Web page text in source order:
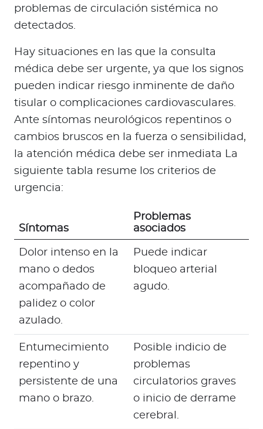
problemas de circulación sistémica no
detectados.
Hay situaciones en las que la consulta
médica debe ser urgente, ya que los signos
pueden indicar riesgo inminente de daño
tisular o complicaciones cardiovasculares.
Ante síntomas neurológicos repentinos o
cambios bruscos en la fuerza o sensibilidad,
la atención médica debe ser inmediata La
siguiente tabla resume los criterios de
urgencia:
Síntomas
Problemas
asociados
Dolor intenso en la
mano o dedos
acompañado de
palidez o color
azulado.
Puede indicar
bloqueo arterial
agudo.
Entumecimiento
repentino y
persistente de una
mano o brazo.
Posible indicio de
problemas
circulatorios graves
o inicio de derrame
cerebral.